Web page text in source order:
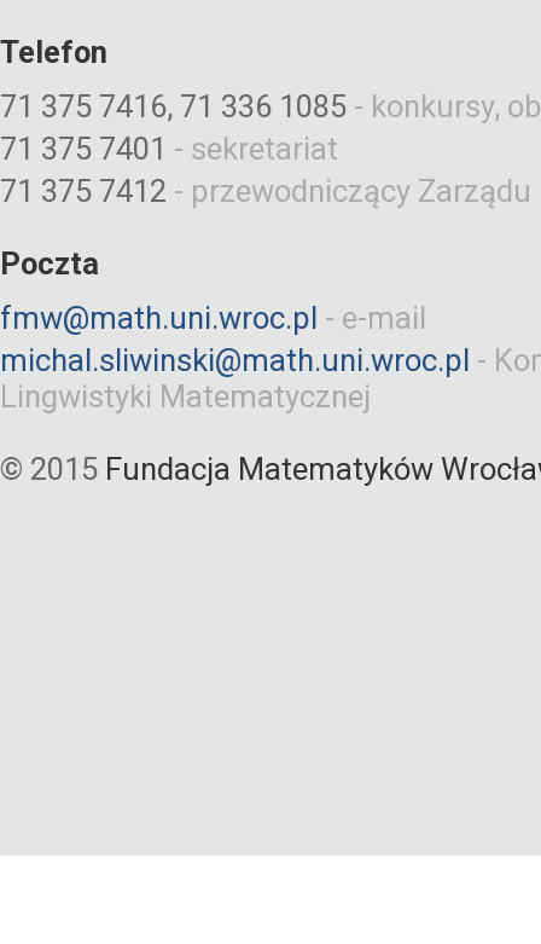
Telefon
71 375 7416, 71 336 1085 - konkursy,
71 375 7401 - sekretariat
71 375 7412 - przewodniczący Zarządu
Poczta
fmw@math.uni.wroc.pl - e-mail
michal.sliwinski@math.uni.wroc.pl -
Lingwistyki Matematycznej
© 2015 Fundacja Matematyków